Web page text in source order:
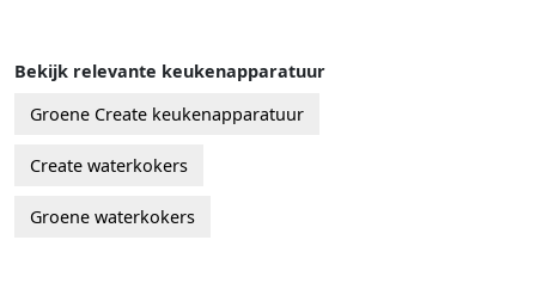
Bekijk relevante keukenapparatuur
Groene Create keukenapparatuur
Create waterkokers
Groene waterkokers